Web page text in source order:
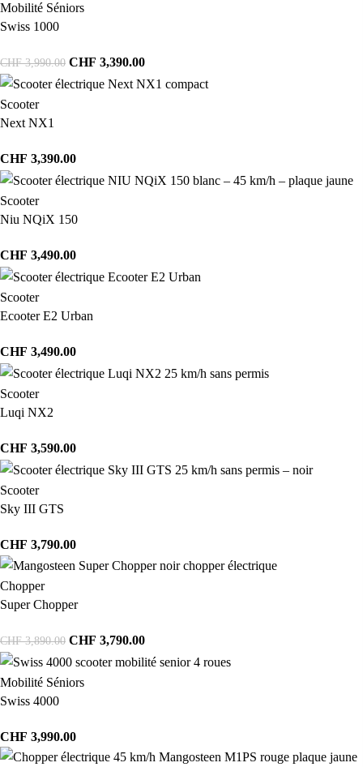
Mobilité Séniors
Swiss 1000
CHF3,990.00 CHF 3,390.00
Scooter
Next NX1
CHF 3,390.00
Scooter
Niu NQiX 150
CHF 3,490.00
Scooter
Ecooter E2 Urban
CHF 3,490.00
Scooter
Luqi NX2
CHF 3,590.00
Scooter
Sky III GTS
CHF 3,790.00
Chopper
Super Chopper
CHF3,890.00 CHF 3,790.00
Mobilité Séniors
Swiss 4000
CHF 3,990.00